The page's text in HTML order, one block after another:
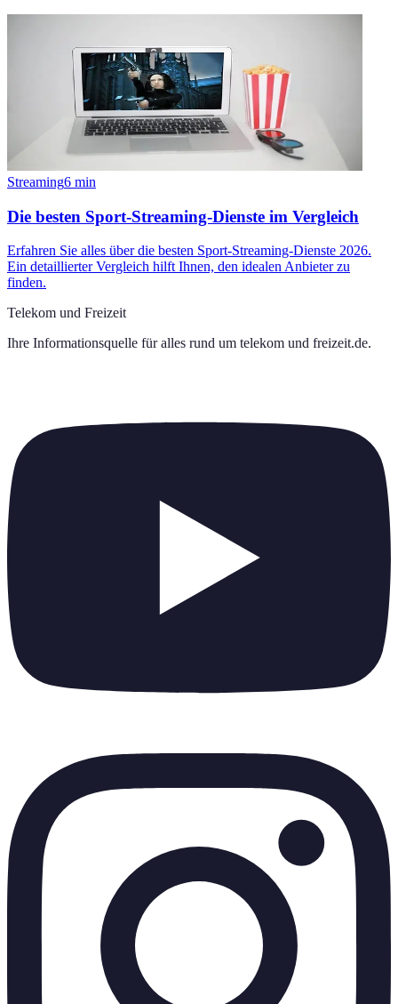
Streaming6 min
Die besten Sport-Streaming-Dienste im Vergleich
Erfahren Sie alles über die besten Sport-Streaming-Dienste 2026.
Ein detaillierter Vergleich hilft Ihnen, den idealen Anbieter zu
finden.
Telekom und Freizeit
Ihre Informationsquelle für alles rund um telekom und freizeit.de.